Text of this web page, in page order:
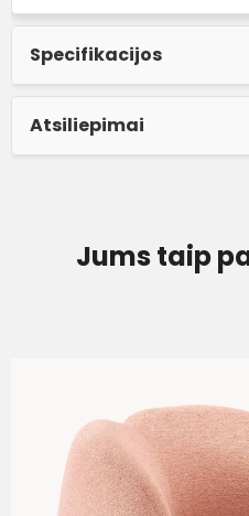
Specifikacijos
Atsiliepimai
Jums taip